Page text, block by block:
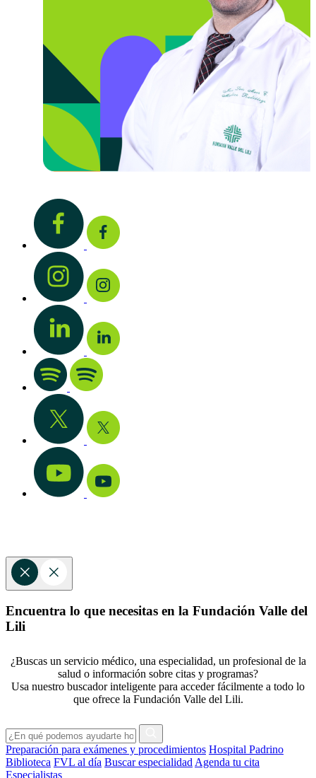
Encuentra lo que necesitas en la Fundación Valle del
Lili
¿Buscas un servicio médico, una especialidad, un profesional de la
salud o información sobre citas y programas?
Usa nuestro buscador inteligente para acceder fácilmente a todo lo
que ofrece la Fundación Valle del Lili.
Preparación para exámenes y procedimientos Hospital Padrino
Biblioteca FVL al día Buscar especialidad Agenda tu cita
Especialistas